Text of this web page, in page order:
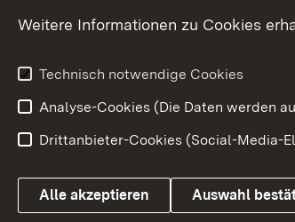
Weitere
Link zum Landesportal
Weitere Informationen zu Cookies
Technisch notwendige Cookies
Analyse-Cookies (Die Daten werden
Drittanbieter-Cookies (Social-Media-
Alle akzeptieren Auswahl